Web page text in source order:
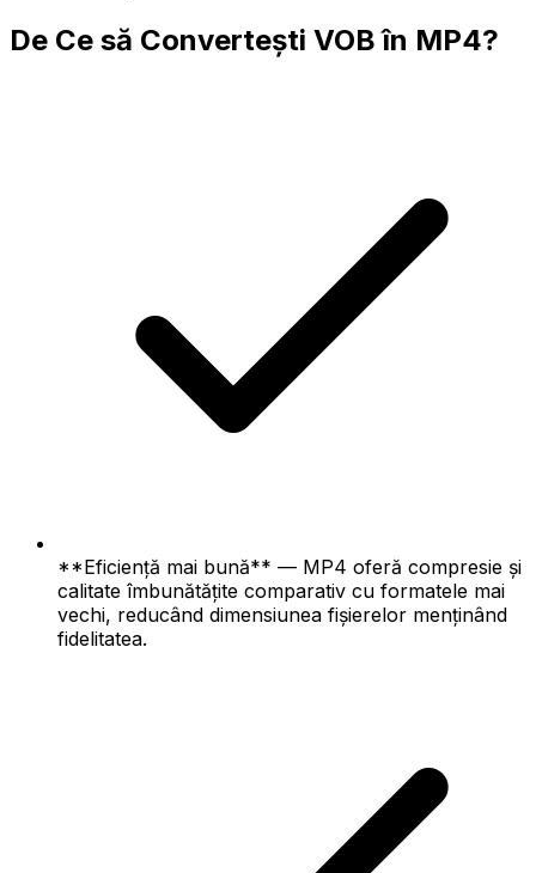
De Ce să Convertești VOB în MP4?
**Eficiență mai bună** — MP4 oferă compresie și
calitate îmbunătățite comparativ cu formatele mai
vechi, reducând dimensiunea fișierelor menținând
fidelitatea.